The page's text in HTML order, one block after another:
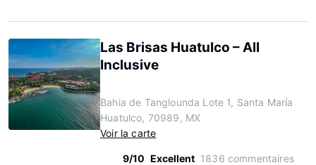
Las Brisas Huatulco – All
Inclusive
Bahia de Tanglounda Lote 1, Santa María
Huatulco, 70989, MX
Voir la carte
9/10 Excellent 1836 commentaires